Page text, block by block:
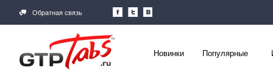
Обратная связь
Новинки Популярные